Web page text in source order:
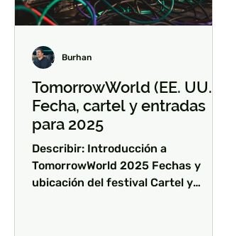
TomorrowWorld (EE. UU.) -
Fecha, cartel y entradas
para 2025
Describir: Introducción a
TomorrowWorld 2025 Fechas y
ubicación del festival Cartel y
Burhan